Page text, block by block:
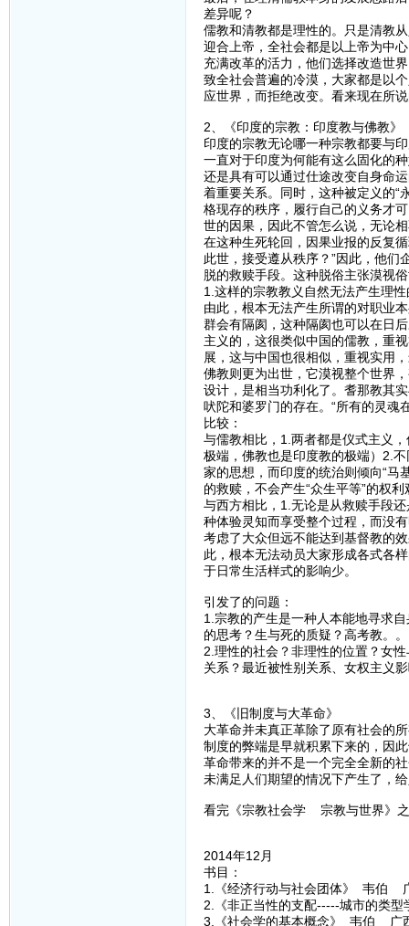
差异呢？
儒教和清教都是理性的。只是清教
迎合上帝，全社会都是以上帝为中
充满改革的活力，他们选择改造世
致全社会普遍的冷漠，大家都是以
应世界，而拒绝改变。看来现在所
2、《印度的宗教：印度教与佛教》
印度的宗教无论哪一种宗教都要与
一直对于印度为何能有这么固化的
还是具有可以通过仕途改变自身命
着重要关系。同时，这种被定义的“
格现存的秩序，履行自己的义务才
世的因果，因此不管怎么说，无论
在这种生死轮回，因果业报的反复
此世，接受遵从秩序？”因此，他
脱的救赎手段。这种脱俗主张漠视
1.这样的宗教教义自然无法产生理
由此，根本无法产生所谓的对职业
群会有隔阂，这种隔阂也可以在日
主义的，这很类似中国的儒教，重
展，这与中国也很相似，重视实用
佛教则更为出世，它漠视整个世界
设计，是相当功利化了。耆那教其
吠陀和婆罗门的存在。“所有的灵魂
比较：
与儒教相比，1.两者都是仪式主义
极端，佛教也是印度教的极端）2.
家的思想，而印度的统治则倾向“马
的救赎，不会产生“众生平等”的权
与西方相比，1.无论是从救赎手段
种体验灵知而享受整个过程，而没
考虑了大众但远不能达到基督教的
此，根本无法动员大家形成各式各
于日常生活样式的影响少。
引发了的问题：
1.宗教的产生是一种人本能地寻求
的思考？生与死的质疑？高考教。
2.理性的社会？非理性的位置？女
关系？最近被性别关系、女权主义
3、《旧制度与大革命》
大革命并未真正革除了原有社会的
制度的弊端是早就积累下来的，因
革命带来的并不是一个完全全新的
未满足人们期望的情况下产生了，
看完《宗教社会学 宗教与世界》
2014年12月
书目：
1.《经济行动与社会团体》 韦伯
2.《非正当性的支配-----城市的类
3.《社会学的基本概念》 韦伯 广